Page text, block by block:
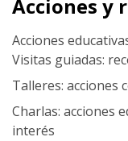
Acciones y
Acciones
Visitas guiadas:
Talleres: acciones
Charlas: acciones
interés